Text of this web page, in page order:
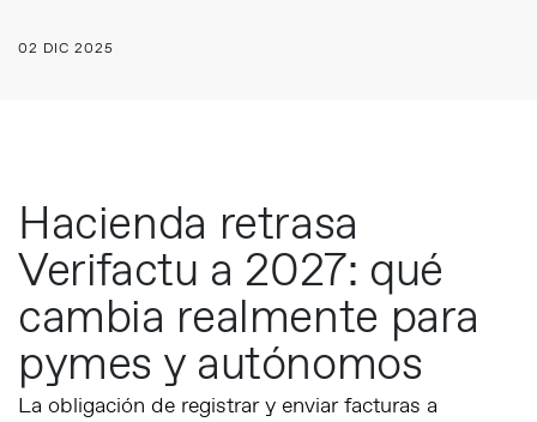
02 DIC 2025
Hacienda retrasa
Verifactu a 2027: qué
cambia realmente para
pymes y autónomos
La obligación de registrar y enviar facturas a